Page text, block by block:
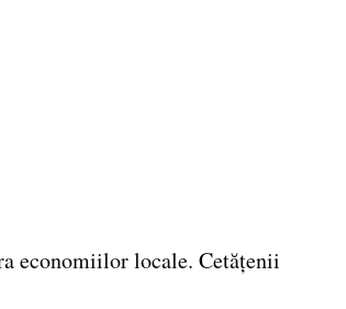
economiilor locale. Cetățenii